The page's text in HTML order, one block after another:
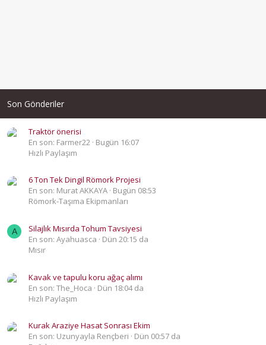
Son Gönderiler
Traktör önerisi
En son: Farmer22 Bugün 16:07
Hızlı Paylaşım
6 Ton Tek Dingil Römork Projesi
En son: Murat AKKAYA Bugün 08:53
Römork-Taşıma Ekipmanları
A
Silajlık Mısırda Tohum Tavsiyesi
En son: Ayahuasca
Dün 20:15 da
Mısır
Kavak ve tapulu koru ağaç alımı
En son: The_Hoca
Dün 18:04 da
Hızlı Paylaşım
Kurak Araziye Hasat Sonrası Ekim
En son: Uzunyayla Rençberi
Dün 00:57 da